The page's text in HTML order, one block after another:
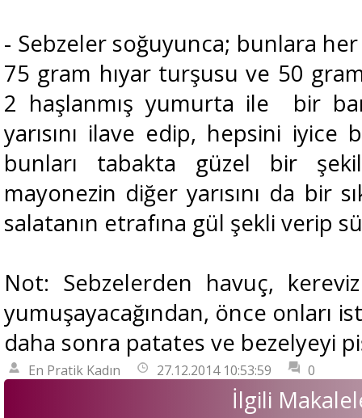
- Sebzeler soğuyunca; bunlara
75 gram hıyar turşusu ve 50
2 haşlanmış yumurta ile bir
yarısını ilave edip, hepsini iyice
bunları tabakta güzel bir
mayonezin diğer yarısını da bir
salatanın etrafına gül şekli verip
Not: Sebzelerden havuç,
yumuşayacağından, önce onları
daha sonra patates ve bezelyeyi
En Pratik Kadın 27.12.2014 10:53:59 0
İlgili